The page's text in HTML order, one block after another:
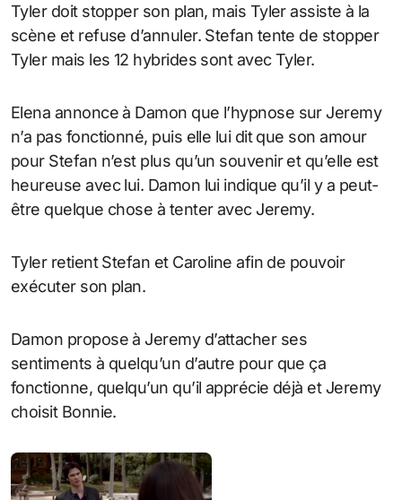
Tyler doit stopper son plan, mais Tyler assiste à la
scène et refuse d’annuler. Stefan tente de stopper
Tyler mais les 12 hybrides sont avec Tyler.
Elena annonce à Damon que l’hypnose sur Jeremy
n’a pas fonctionné, puis elle lui dit que son amour
pour Stefan n’est plus qu’un souvenir et qu’elle est
heureuse avec lui. Damon lui indique qu’il y a peut-
être quelque chose à tenter avec Jeremy.
Tyler retient Stefan et Caroline afin de pouvoir
exécuter son plan.
Damon propose à Jeremy d’attacher ses
sentiments à quelqu’un d’autre pour que ça
fonctionne, quelqu’un qu’il apprécie déjà et Jeremy
choisit Bonnie.